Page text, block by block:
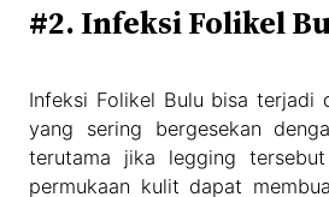
#2. Infeksi Folikel
Infeksi Folikel Bulu bisa terjadi
yang sering bergesekan
terutama jika legging
permukaan kulit dapat